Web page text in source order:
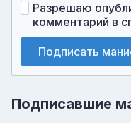
Разрешаю
комментарий в
Подписать
Подписавшие